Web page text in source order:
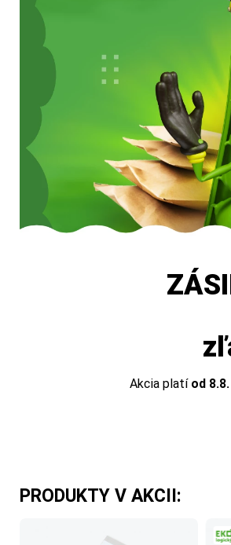
Akcia platí od
PRODUKTY V AKCII: